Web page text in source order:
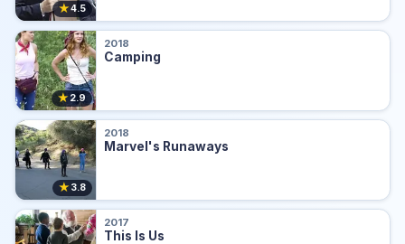
★4.5
★2.9
2018
Camping
★ 3.8
2018
Marvel's Runaways
2017
This Is Us